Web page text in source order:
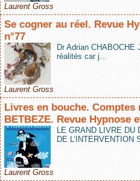
Laurent Gross
Se cogner au réel. Revue
n°77
Dr Adrian CHABOCHE
réalités car j...
Laurent Gross
Livres en bouche.
BETBEZE. Revue Hypnose
LE GRAND LIVRE DU
DE L’INTERVENTION
Laurent Gross